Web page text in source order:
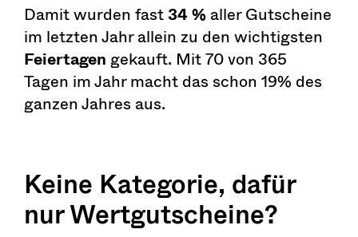
Damit wurden fast34 %aller Gutscheine
im letzten Jahr allein zu den wichtigsten
Feiertagen gekauft. Mit 70 von 365
Tagen im Jahr macht das schon 19% des
ganzen Jahres aus.
Keine Kategorie, dafür
nur Wertgutscheine?